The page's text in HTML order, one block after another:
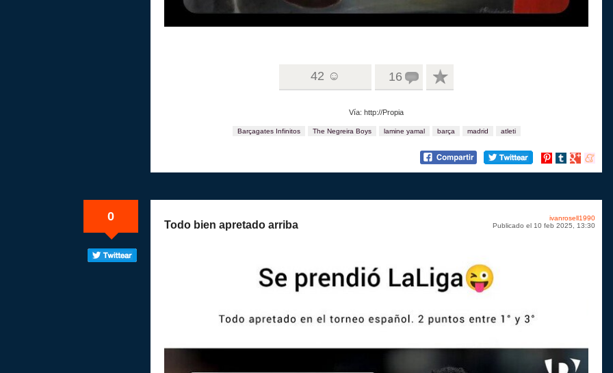
42 ☺ 16
Vía: http://Propia
Barçagates Infinitos The Negreira Boys lamine yamal barça madrid atleti
Compartir
Compartir
Compartir
0
ivanrosell1990
Publicado el 10 feb 2025, 13:30
Todo bien apretado arriba